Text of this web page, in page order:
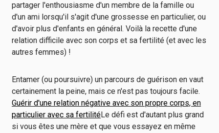
partager l'enthousiasme d'un membre de la famille ou
d'un ami lorsqu'il s'agit d'une grossesse en particulier, ou
d'avoir plus d'enfants en général. Voilà la recette d'une
relation difficile avec son corps et sa fertilité (et avec les
autres femmes) !
Entamer (ou poursuivre) un parcours de guérison en vaut
certainement la peine, mais ce n'est pas toujours facile.
Guérir d'une relation négative avec son propre corps, en
particulier avec sa fertilitéLe défi est d'autant plus grand
si vous êtes une mère et que vous essayez en même